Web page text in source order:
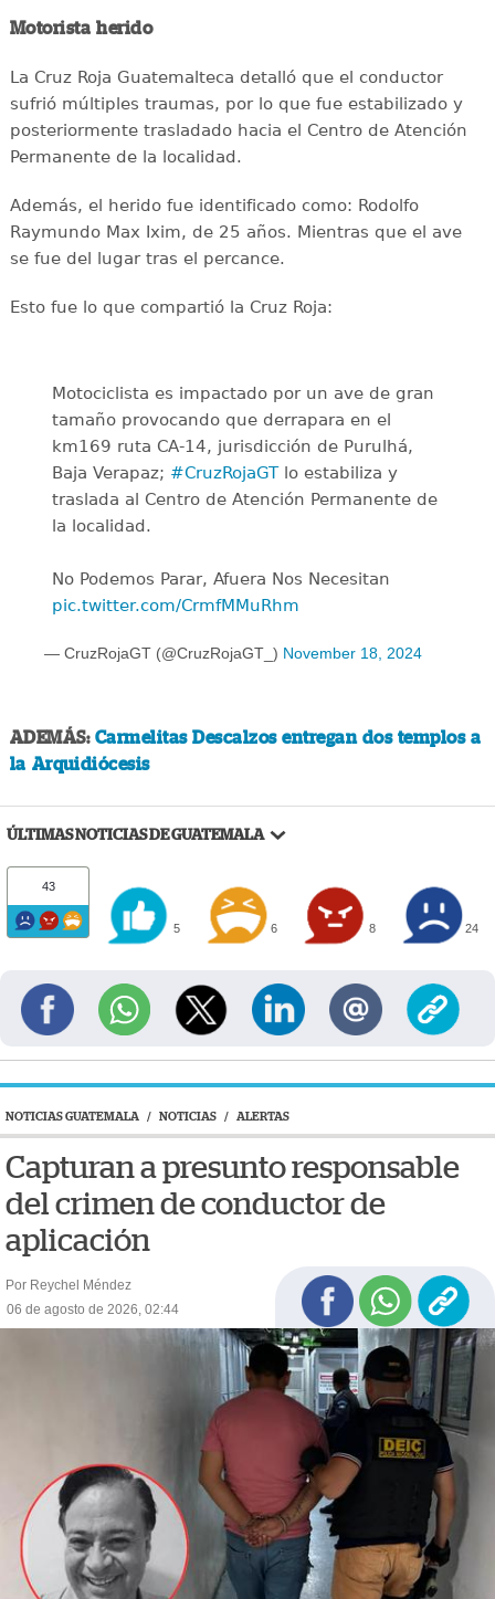
Motorista herido
La Cruz Roja Guatemalteca detalló que el conductor
sufrió múltiples traumas, por lo que fue estabilizado y
posteriormente trasladado hacia el Centro de Atención
Permanente de la localidad.
Además, el herido fue identificado como: Rodolfo
Raymundo Max Ixim, de 25 años. Mientras que el ave
se fue del lugar tras el percance.
Esto fue lo que compartió la Cruz Roja:
Motociclista es impactado por un ave de gran
tamaño provocando que derrapara en el
km169 ruta CA-14, jurisdicción de Purulhá,
Baja Verapaz; #CruzRojaGTlo estabiliza y
traslada al Centro de Atención Permanente de
la localidad.
No Podemos Parar, Afuera Nos Necesitan
pic.twitter.com/CrmfMMuRhm
— CruzRojaGT (@CruzRojaGT_) November 18, 2024
ADEMÁS: Carmelitas Descalzos entregan dos templos a
la Arquidiócesis
ÚLTIMAS NOTICIAS DE GUATEMALA
43
5 6 8 24
NOTICIAS GUATEMALA / NOTICIAS / ALERTAS
Capturan a presunto responsable
del crimen de conductor de
aplicación
Por Reychel Méndez
06 de agosto de 2026, 02:44